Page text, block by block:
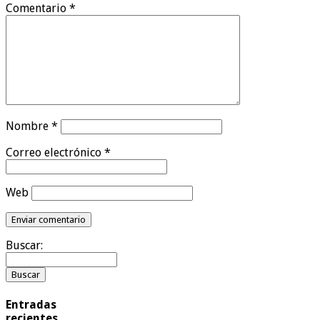
Comentario *
Nombre *
Correo electrónico *
Web
Buscar:
Entradas